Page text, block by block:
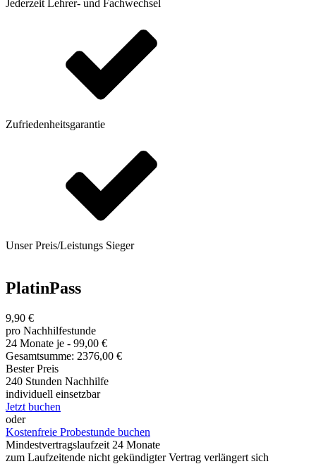
Jederzeit Lehrer- und Fachwechsel
Zufriedenheitsgarantie
Unser Preis/Leistungs Sieger
PlatinPass
9,90 €
pro Nachhilfestunde
24 Monate je - 99,00 €
Gesamtsumme: 2376,00 €
Bester Preis
240 Stunden Nachhilfe
individuell einsetzbar
Jetzt buchen
oder
Kostenfreie Probestunde buchen
Mindestvertragslaufzeit 24 Monate
zum Laufzeitende nicht gekündigter Vertrag verlängert sich